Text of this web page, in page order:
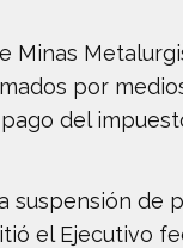
Minas
por
del
suspensión de
el Ejecutivo